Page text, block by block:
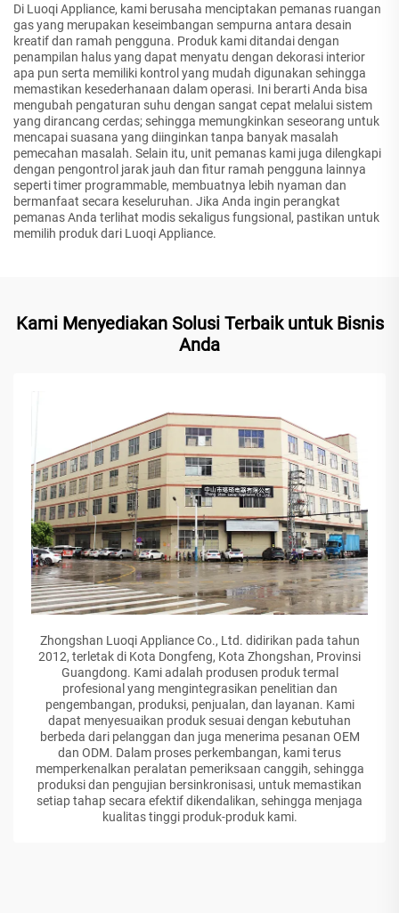
Di Luoqi Appliance, kami berusaha menciptakan pemanas ruangan
gas yang merupakan keseimbangan sempurna antara desain
kreatif dan ramah pengguna. Produk kami ditandai dengan
penampilan halus yang dapat menyatu dengan dekorasi interior
apa pun serta memiliki kontrol yang mudah digunakan sehingga
memastikan kesederhanaan dalam operasi. Ini berarti Anda bisa
mengubah pengaturan suhu dengan sangat cepat melalui sistem
yang dirancang cerdas; sehingga memungkinkan seseorang untuk
mencapai suasana yang diinginkan tanpa banyak masalah
pemecahan masalah. Selain itu, unit pemanas kami juga dilengkapi
dengan pengontrol jarak jauh dan fitur ramah pengguna lainnya
seperti timer programmable, membuatnya lebih nyaman dan
bermanfaat secara keseluruhan. Jika Anda ingin perangkat
pemanas Anda terlihat modis sekaligus fungsional, pastikan untuk
memilih produk dari Luoqi Appliance.
Kami Menyediakan Solusi Terbaik untuk Bisnis
Anda
Zhongshan Luoqi Appliance Co., Ltd. didirikan pada tahun
2012, terletak di Kota Dongfeng, Kota Zhongshan, Provinsi
Guangdong. Kami adalah produsen produk termal
profesional yang mengintegrasikan penelitian dan
pengembangan, produksi, penjualan, dan layanan. Kami
dapat menyesuaikan produk sesuai dengan kebutuhan
berbeda dari pelanggan dan juga menerima pesanan OEM
dan ODM. Dalam proses perkembangan, kami terus
memperkenalkan peralatan pemeriksaan canggih, sehingga
produksi dan pengujian bersinkronisasi, untuk memastikan
setiap tahap secara efektif dikendalikan, sehingga menjaga
kualitas tinggi produk-produk kami.